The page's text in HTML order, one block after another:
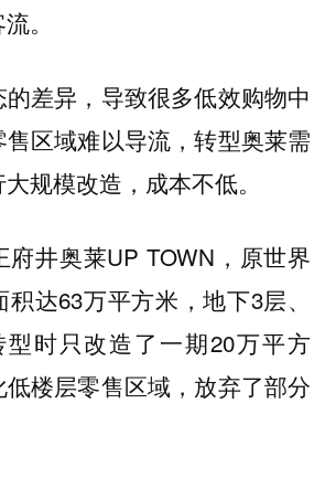
。
差异，导致很多低效购物中
区域难以导流，转型奥莱需
规模改造，成本不低。
府井奥莱UP TOWN，原世界
达63万平方米，地下3层、
时只改造了一期20万平方
楼层零售区域，放弃了部分